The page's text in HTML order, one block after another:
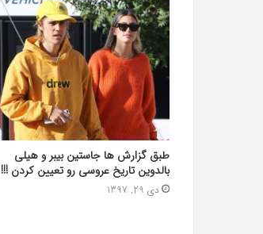
طبق گزارش ها جاستین بیبر و هیلی
بالدوین تاریخ عروسی رو تعیین کردن !!!
دی 29, 1397